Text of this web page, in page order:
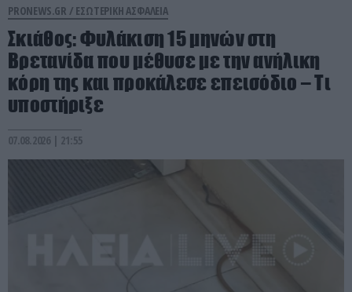
PRONEWS.GR / ΕΣΩΤΕΡΙΚΗ ΑΣΦΑΛΕΙΑ
Σκιάθος: Φυλάκιση 15 μηνών στη
Βρετανίδα που μέθυσε με την ανήλικη
κόρη της και προκάλεσε επεισόδιο – Τι
υποστήριξε
07.08.2026 | 21:55